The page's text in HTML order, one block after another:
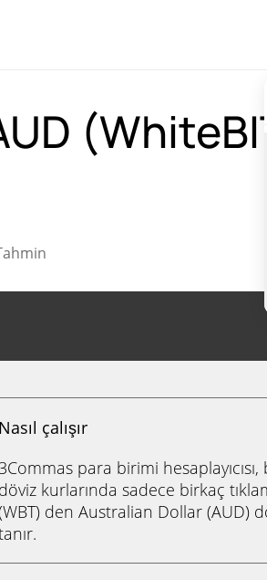
Nasıl çalışır
para birimi
döviz kurlarında sadece birkaç
den Australian Dollar (AUD)